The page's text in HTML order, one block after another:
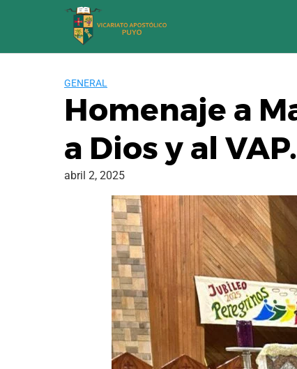
GENERAL
Homenaje a
a Dios y al VAP.
abril 2, 2025